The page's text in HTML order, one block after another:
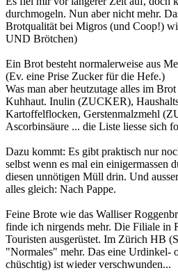
durchmogeln. Nun aber nicht mehr.
Brotqualität bei Migros (und Coop!)
UND Brötchen)
Ein Brot besteht normalerweise aus
(Ev. eine Prise Zucker für die Hefe.)
Was man aber heutzutage alles im
Kuhhaut. Inulin (ZUCKER),
Kartoffelflocken, Gerstenmalzmehl
Ascorbinsäure ... die Liste liesse sich
Dazu kommt: Es gibt praktisch nur
selbst wenn es mal ein einigermassen
diesen unnötigen Müll drin. Und
alles gleich: Nach Pappe.
Feine Brote wie das Walliser
finde ich nirgends mehr. Die Filiale in
Touristen ausgerüstet. Im Zürich HB
"Normales" mehr. Das eine Urdinkel-
chüschtig) ist wieder verschwunden...